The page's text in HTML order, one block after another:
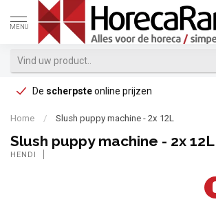
MENU
De scherpsteonline prijzen
Home / Slush puppy machine - 2x 12L
Slush puppy machine - 2x 12L
HENDI